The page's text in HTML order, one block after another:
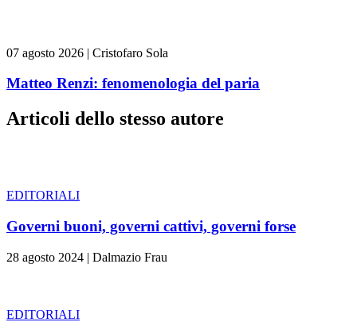
07 agosto 2026 | Cristofaro Sola
Matteo Renzi: fenomenologia del paria
Articoli dello stesso autore
EDITORIALI
Governi buoni, governi cattivi, governi forse
28 agosto 2024 | Dalmazio Frau
EDITORIALI